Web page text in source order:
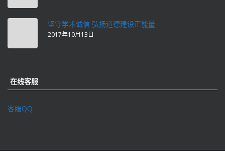
坚守学术诚信 弘扬道德建设正能量
2017年10月13日
在线客服
客服QQ